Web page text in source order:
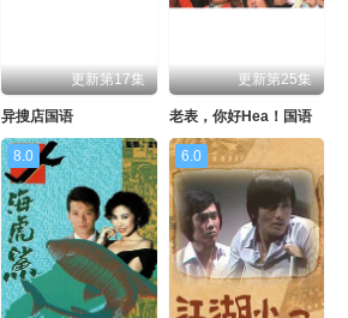
更新第17集
异搜店国语
更新第25集
老表，你好Hea！国语
8.0 6.0